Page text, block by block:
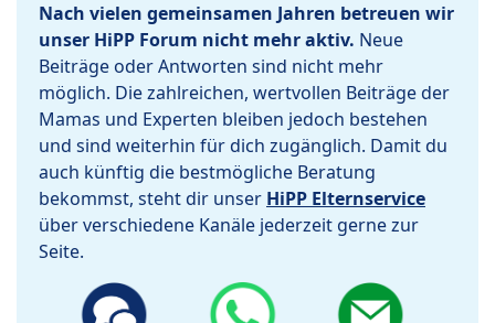
Nach vielen gemeinsamen Jahren betreuen wir
unser HiPP Forum nicht mehr aktiv. Neue
Beiträge oder Antworten sind nicht mehr
möglich. Die zahlreichen, wertvollen Beiträge der
Mamas und Experten bleiben jedoch bestehen
und sind weiterhin für dich zugänglich. Damit du
auch künftig die bestmögliche Beratung
bekommst, steht dir unser HiPP Elternservice
über verschiedene Kanäle jederzeit gerne zur
Seite.